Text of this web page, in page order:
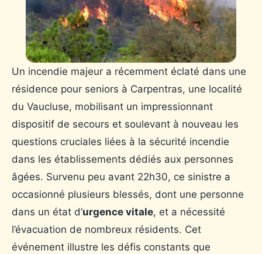
Un incendie majeur a récemment éclaté dans une
résidence pour seniors à Carpentras, une localité
du Vaucluse, mobilisant un impressionnant
dispositif de secours et soulevant à nouveau les
questions cruciales liées à la sécurité incendie
dans les établissements dédiés aux personnes
âgées. Survenu peu avant 22h30, ce sinistre a
occasionné plusieurs blessés, dont une personne
dans un état d’urgence vitale, et a nécessité
l’évacuation de nombreux résidents. Cet
événement illustre les défis constants que